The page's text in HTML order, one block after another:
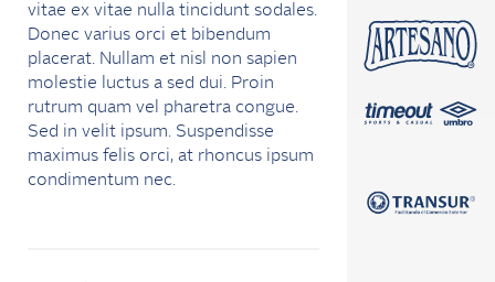
vitae ex vitae nulla tincidunt sodales.
Donec varius orci et bibendum
placerat. Nullam et nisl non sapien
molestie luctus a sed dui. Proin
rutrum quam vel pharetra congue.
Sed in velit ipsum. Suspendisse
maximus felis orci, at rhoncus ipsum
condimentum nec.